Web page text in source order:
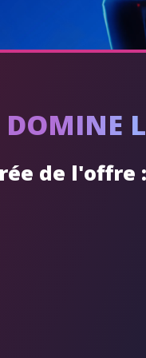
DOMINE
de l'offre